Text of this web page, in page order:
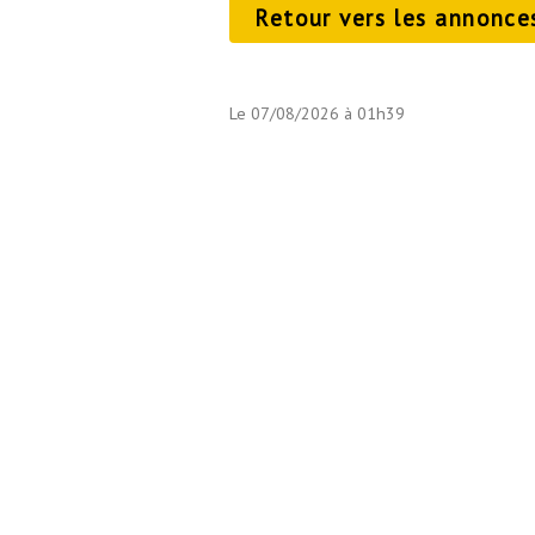
Retour vers les
Le 07/08/2026 à 01h39